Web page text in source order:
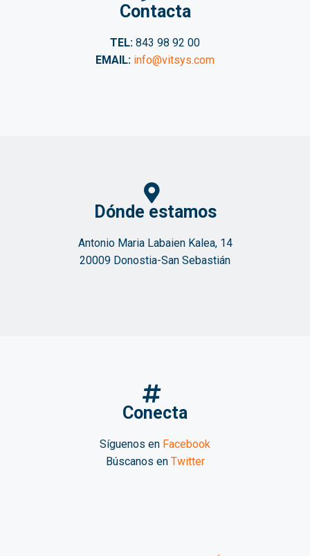
Contacta
TEL: 843 98 92 00
EMAIL: info@vitsys.com
Dónde estamos
Antonio Maria Labaien Kalea, 14
20009 Donostia-San Sebastián
Conecta
Síguenos en Facebook
Búscanos en Twitter